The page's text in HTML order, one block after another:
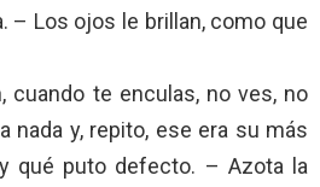
– Los ojos le brillan, como que
cuando te enculas, no ves, no
nada y, repito, ese era su más
qué puto defecto. – Azota la